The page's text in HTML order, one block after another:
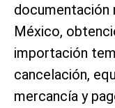
documentación
México,
importación
cancelación,
mercancía y